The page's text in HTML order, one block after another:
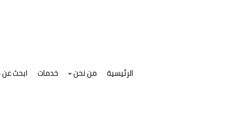
الرئيسية من نحن خدمات ابحث